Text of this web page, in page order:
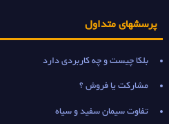
پرسشهای متداول
بلکا چیست و چه کاربردی دارد
مشارکت یا فروش ؟
تفاوت سیمان سفید و سیاه